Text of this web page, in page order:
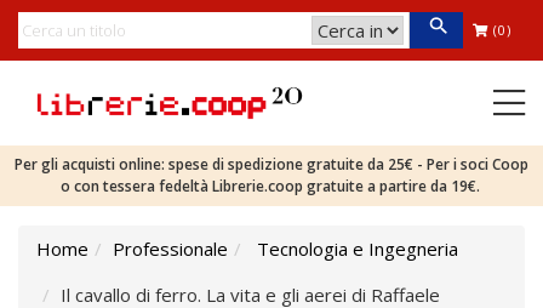
(0)
Per gli acquisti online: spese di spedizione gratuite da 25€ - Per i soci Coop
o con tessera fedeltà Librerie.coop gratuite a partire da 19€.
Home Professionale
Tecnologia e Ingegneria
Il cavallo di ferro. La vita e gli aerei di Raffaele